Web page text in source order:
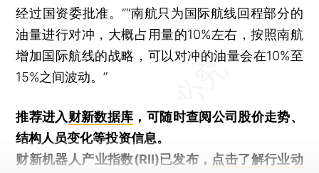
经过国资委批准。”“南航只为国际航线回程部分的
油量进行对冲，大概占用量的10%左右，按照南航
增加国际航线的战略，可以对冲的油量会在10%至
15%之间波动。”
推荐进入财新数据库 ，可随时查阅公司股价走势、
结构人员变化等投资信息。
财新机器人产业指数(RII)已发布， 点击了解行业动